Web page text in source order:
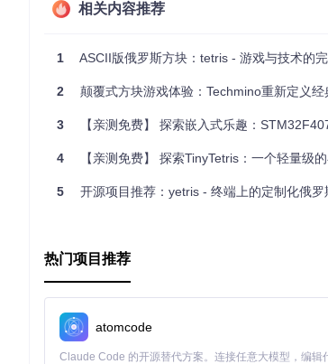
相关内容推荐
1 ASCII版俄罗斯方块：tetris - 游戏与技术的
2 颠覆式方块游戏体验：Techmino重新定义经
3 【亲测免费】 探索嵌入式乐趣：STM32F407
4 【亲测免费】 探索TinyTetris：一个轻量级
5 开源项目推荐：yetris - 终端上的定制化俄罗
热门项目推荐
atomcode